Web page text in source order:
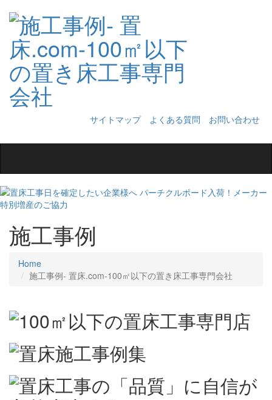
サイトマップ よくある質問
お問い合わせ
navigation
施工事例
Home
施工事例‐ 置床.com-100㎡以下の置き床工事専門会社